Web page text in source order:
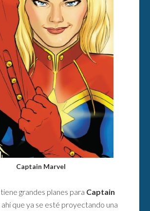
Captain Marvel
grandes planes para Captain
ahí que ya se esté proyectando una